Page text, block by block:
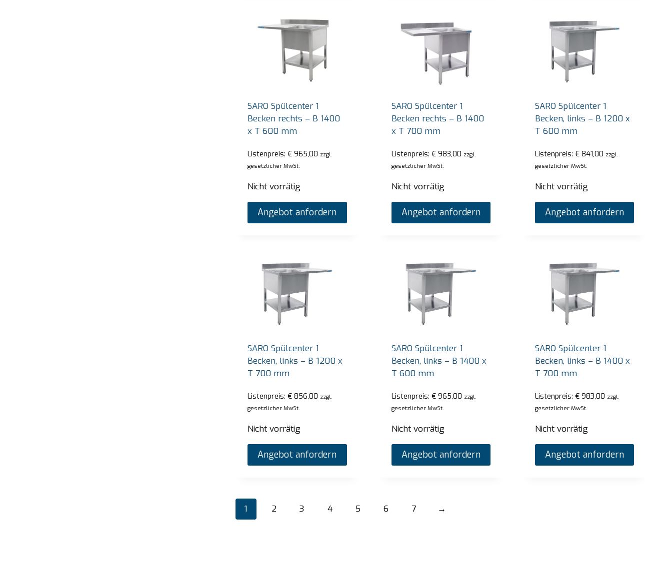
SARO Spülcenter 1
Becken rechts – B 1400
x T 600 mm
Listenpreis:€ 965,00 zzgl.
gesetzlicher MwSt.
Nicht vorrätig
Angebot anfordern
SARO Spülcenter 1
Becken rechts – B 1400
x T 700 mm
Listenpreis: €983,00 zzgl.
gesetzlicher MwSt.
Nicht vorrätig
Angebot anfordern
SARO Spülcenter 1
Becken, links – B 1200 x
T 600 mm
Listenpreis:€ 841,00 zzgl.
gesetzlicher MwSt.
Nicht vorrätig
Angebot anfordern
SARO Spülcenter 1
Becken, links – B 1200 x
T 700 mm
Listenpreis:€ 856,00 zzgl.
gesetzlicher MwSt.
Nicht vorrätig
Angebot anfordern
SARO Spülcenter 1
Becken, links – B 1400 x
T 600 mm
Listenpreis: €965,00 zzgl.
gesetzlicher MwSt.
Nicht vorrätig
Angebot anfordern
SARO Spülcenter 1
Becken, links – B 1400 x
T 700 mm
Listenpreis:€ 983,00 zzgl.
gesetzlicher MwSt.
Nicht vorrätig
Angebot anfordern
1 2 3 4 5 6 7 →